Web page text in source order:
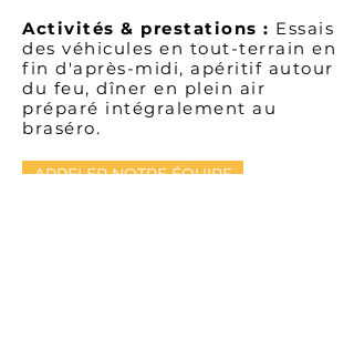
Activités & prestations : Essais
des véhicules en tout-terrain en
fin d'après-midi, apéritif autour
du feu, dîner en plein air
préparé intégralement au
braséro.
APPELER NOTRE ÉQUIPE